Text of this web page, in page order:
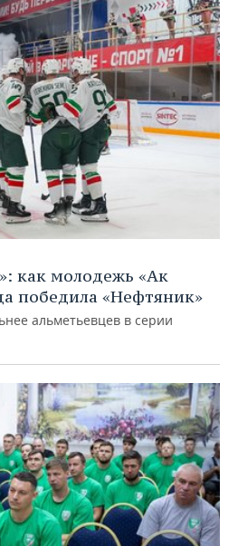
как молодежь «Ак
победила «Нефтяник»
альметьевцев в серии